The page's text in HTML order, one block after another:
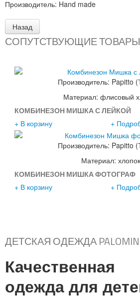
Производитель: Hand made
СОПУТСТВУЮЩИЕ ТОВАРЫ
Производитель: Papitto
Материал: флисовый
КОМБИНЕЗОН МИШКА С ЛЕЙКОЙ
+ В корзину +
Производитель: Papitto
Материал: хлопок
КОМБИНЕЗОН МИШКА ФОТОГРАФ
+ В корзину +
ДЕТСКАЯ ОДЕЖДА
Качественная
одежда для